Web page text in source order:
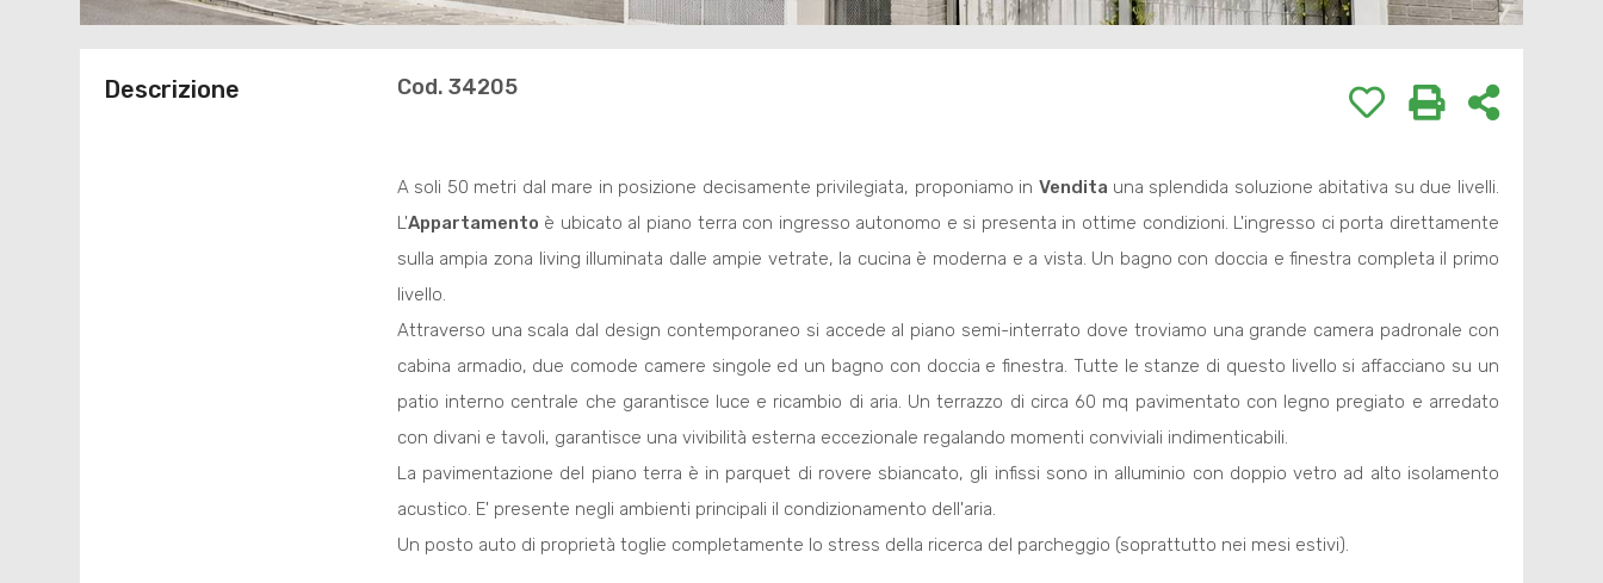
Descrizione Cod. 34205
A soli 50 metri dal mare in posizione decisamente privilegiata, proponiamo in Vendita una splendida soluzione abitativa su due livelli.
L'Appartamento è ubicato al piano terra con ingresso autonomo e si presenta in ottime condizioni. L'ingresso ci porta direttamente
sulla ampia zona living illuminata dalle ampie vetrate, la cucina è moderna e a vista. Un bagno con doccia e finestra completa il primo
livello.
Attraverso una scala dal design contemporaneo si accede al piano semi-interrato dove troviamo una grande camera padronale con
cabina armadio, due comode camere singole ed un bagno con doccia e finestra. Tutte le stanze di questo livello si affacciano su un
patio interno centrale che garantisce luce e ricambio di aria. Un terrazzo di circa 60 mq pavimentato con legno pregiato e arredato
con divani e tavoli, garantisce una vivibilità esterna eccezionale regalando momenti conviviali indimenticabili.
La pavimentazione del piano terra è in parquet di rovere sbiancato, gli infissi sono in alluminio con doppio vetro ad alto isolamento
acustico. E' presente negli ambienti principali il condizionamento dell'aria.
Un posto auto di proprietà toglie completamente lo stress della ricerca del parcheggio (soprattutto nei mesi estivi).